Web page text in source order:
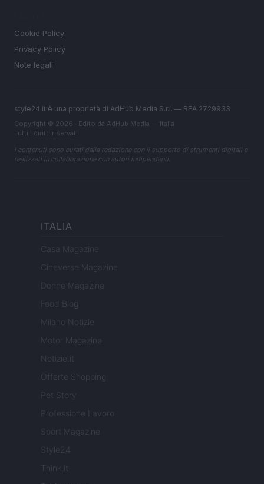
Cookie Policy
Privacy Policy
Note legali
style24.it è una proprietà di AdHub Media S.r.l. — REA 2729933
Copyright © 2026 · Edito da AdHub Media — Italia
Tutti i diritti riservati
I contenuti sono curati dalla redazione con il supporto di strumenti digitali e
realizzati in collaborazione con autori indipendenti.
ITALIA
Casa Magazine
Cineverse Magazine
Donne Magazine
Food Blog
Milano Notizie
Motor Magazine
Notizie.it
Offerte Shopping
Pet Story
Professione Lavoro
Sport Magazine
Style24
Think.it